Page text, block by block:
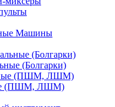
Машины
(Болгарки)
(ПШМ, ЛШМ)